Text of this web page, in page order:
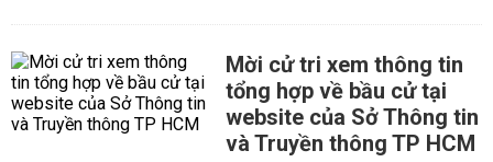
Mời cử tri xem thông tin
tổng hợp về bầu cử tại
website của Sở Thông tin
và Truyền thông TP HCM